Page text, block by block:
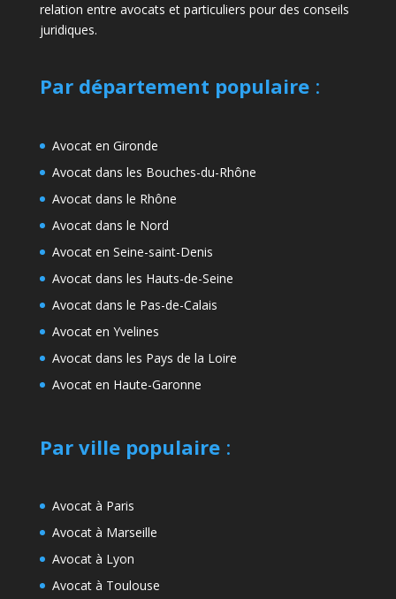
relation entre avocats et particuliers pour des conseils
juridiques.
Par département populaire:
Avocat en Gironde
Avocat dans les Bouches-du-Rhône
Avocat dans le Rhône
Avocat dans le Nord
Avocat en Seine-saint-Denis
Avocat dans les Hauts-de-Seine
Avocat dans le Pas-de-Calais
Avocat en Yvelines
Avocat dans les Pays de la Loire
Avocat en Haute-Garonne
Par ville populaire:
Avocat à Paris
Avocat à Marseille
Avocat à Lyon
Avocat à Toulouse